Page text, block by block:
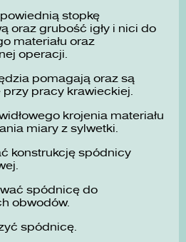
stopkę
oraz grubość igły i nici do
materiału oraz
operacji.
pomagają oraz są
pracy krawieckiej.
krojenia materiału
miary z sylwetki.
konstrukcję spódnicy
spódnicę do
obwodów.
spódnicę.